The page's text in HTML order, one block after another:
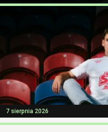
7 sierpnia 2026